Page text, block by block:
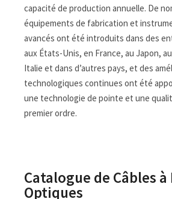
capacité de production annuelle. De
équipements de fabrication et
avancés ont été introduits dans des
aux États-Unis, en France, au Japon,
Italie et dans d’autres pays, et des
technologiques continues ont été
une technologie de pointe et une
premier ordre.
Catalogue de Câbles à
Optiques